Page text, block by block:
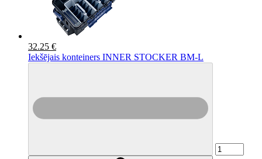
32.25 €
Iekšējais konteiners INNER STOCKER BM-L